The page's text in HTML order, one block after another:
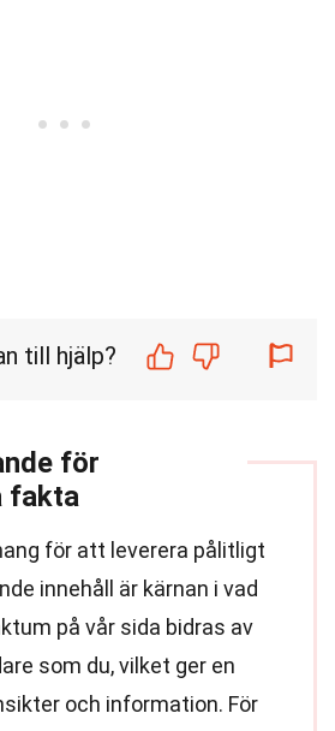
till hjälp?
för
fakta
för att leverera pålitligt
innehåll är kärnan i vad
på vår sida bidras av
som du, vilket ger en
och information. För